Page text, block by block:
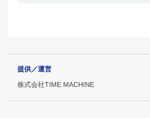
提供／運営
株式会社TIME MACHINE